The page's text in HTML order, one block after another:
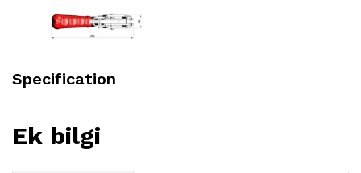
Specification
Ek bilgi